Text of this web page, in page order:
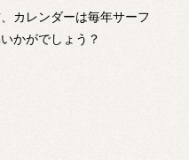
カレンダーは毎年サーフ
かがでしょう？